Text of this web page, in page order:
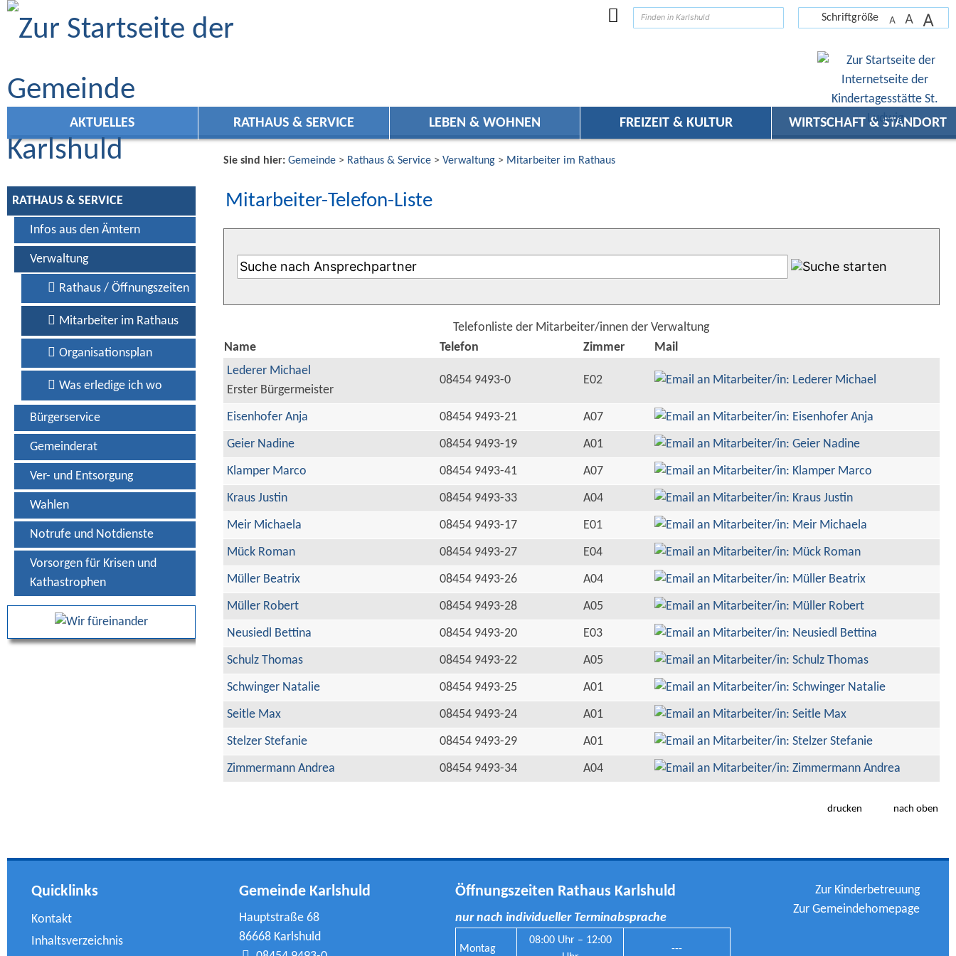
Zum Inhalt
Schriftgröße A A A
AKTUELLES RATHAUS & SERVICE LEBEN & WOHNEN FREIZEIT & KULTUR WIRTSCHAFT & STANDORT
RATHAUS & SERVICE
Infos aus den Ämtern
Verwaltung
Rathaus / Öffnungszeiten
Mitarbeiter im Rathaus
Organisationsplan
Was erledige ich wo
Bürgerservice
Gemeinderat
Ver- und Entsorgung
Wahlen
Notrufe und Notdienste
Vorsorgen für Krisen und
Kathastrophen
Sie sind hier: Gemeinde> Rathaus & Service> Verwaltung> Mitarbeiter im Rathaus
Mitarbeiter-Telefon-Liste
Telefonliste der Mitarbeiter/innen der Verwaltung
Name
Telefon Zimmer
Mail
Lederer Michael
Erster Bürgermeister
08454 9493-0 E02
Eisenhofer Anja 08454 9493-21
A07
Geier Nadine
08454 9493-19
A01
Klamper Marco
08454 9493-41
A07
Kraus Justin
08454 9493-33
A04
Meir Michaela
08454 9493-17
E01
Mück Roman
08454 9493-27
E04
Müller Beatrix
08454 9493-26
A04
Müller Robert
08454 9493-28
A05
Neusiedl Bettina
08454 9493-20
E03
Schulz Thomas
08454 9493-22
A05
Schwinger Natalie
08454 9493-25
A01
Seitle Max
08454 9493-24
A01
Stelzer Stefanie
08454 9493-29
A01
Zimmermann Andrea
08454 9493-34 A04
drucken nach oben
Quicklinks
Kontakt
Inhaltsverzeichnis
Gemeinde Karlshuld
Hauptstraße 68
86668 Karlshuld
Öffnungszeiten Rathaus Karlshuld
nur nach individueller Terminabsprache
Montag
08:00 Uhr – 12:00
---
Zur Kinderbetreuung
Zur Gemeindehomepage